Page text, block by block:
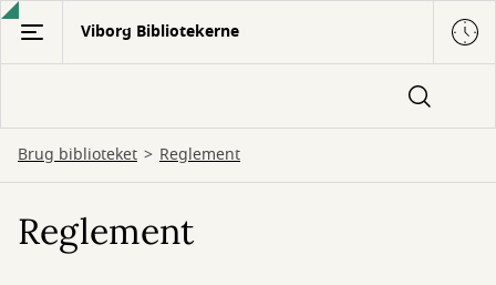
Gå
hovedindhold
Viborg Bibliotekerne
Brug biblioteket Reglement
Reglement